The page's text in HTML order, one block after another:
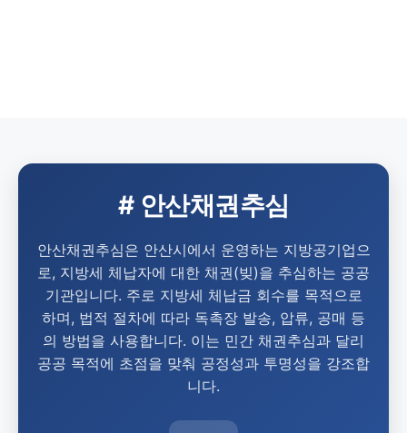
# 안산채권추심
안산채권추심은 안산시에서 운영하는 지방공기업으
로, 지방세 체납자에 대한 채권(빚)을 추심하는 공공
기관입니다. 주로 지방세 체납금 회수를 목적으로
하며, 법적 절차에 따라 독촉장 발송, 압류, 공매 등
의 방법을 사용합니다. 이는 민간 채권추심과 달리
공공 목적에 초점을 맞춰 공정성과 투명성을 강조합
니다.